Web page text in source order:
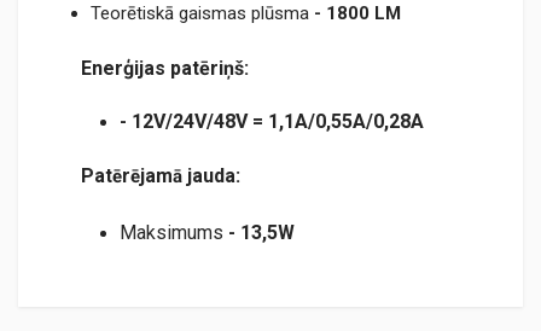
Teorētiskā gaismas plūsma - 1800 LM
Enerģijas patēriņš:
- 12V/24V/48V = 1,1A/0,55A/0,28A
Patērējamā jauda:
Maksimums - 13,5W